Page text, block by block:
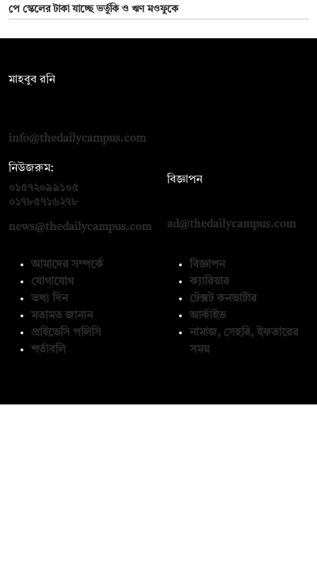
পে স্কেলের টাকা যাচ্ছে ভর্তুকি ও ঋণ মওফুকে
মাহবুব রনি
info@thedailycampus.com
নিউজরুম:
০১৫৭২০৯৯১০৫
০১৭৮৫৭১৬২৭৮
news@thedailycampus.com
বিজ্ঞাপন
ad@thedailycampus.com
আমাদের সম্পর্কে
যোগাযোগ
তথ্য দিন
মতামত জানান
প্রাইভেসি পলিসি
শর্তাবলি
বিজ্ঞাপন
ক্যারিয়ার
টেক্সট কনভার্টার
আর্কাইভ
নামাজ, সেহরি, ইফতারের
সময়